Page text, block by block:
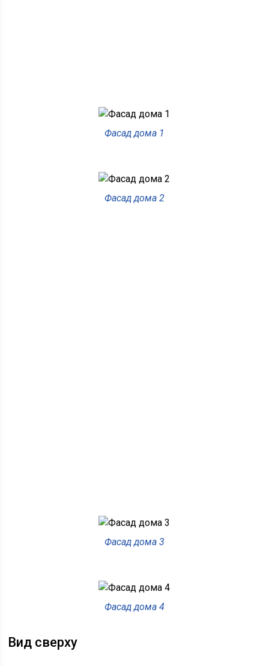
Фасад дома 1
Фасад дома 2
Фасад дома 3
Фасад дома 4
Вид сверху